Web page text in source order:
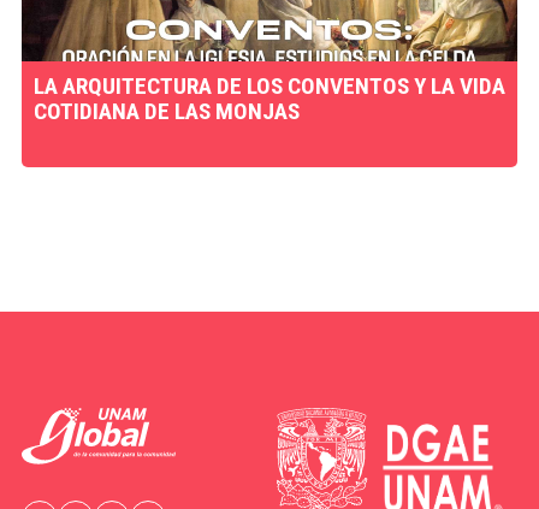
LA ARQUITECTURA DE LOS CONVENTOS Y LA VIDA
COTIDIANA DE LAS MONJAS